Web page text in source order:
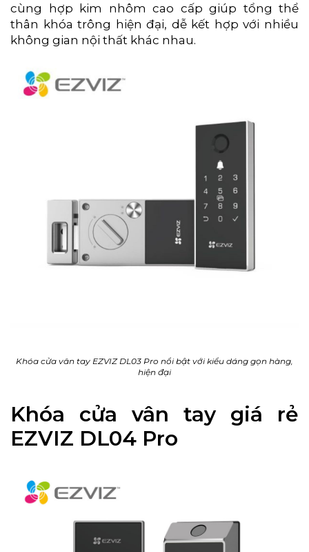
cùng hợp kim nhôm cao cấp giúp tổng thể
thân khóa trông hiện đại, dễ kết hợp với nhiều
không gian nội thất khác nhau.
Khóa cửa vân tay EZVIZ DL03 Pro nổi bật với kiểu dáng gọn hàng,
hiện đại
Khóa cửa vân tay giá rẻ
EZVIZ DL04 Pro